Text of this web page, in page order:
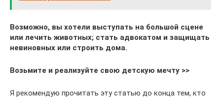
Возможно, вы хотели выступать на большой сцене
или лечить животных; стать адвокатом и защищать
невиновных или строить дома.
Возьмите и реализуйте свою детскую мечту >>
Я рекомендую прочитать эту статью до конца тем, кто